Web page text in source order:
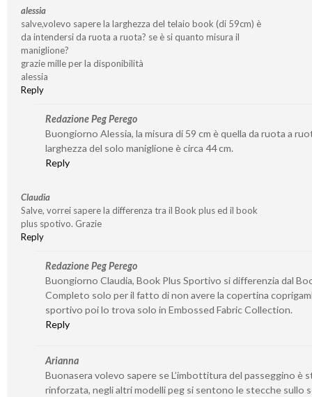
alessia
salve,volevo sapere la larghezza del telaio book (di 59cm) è
da intendersi da ruota a ruota? se è si quanto misura il
maniglione?
grazie mille per la disponibilità
alessia
Reply
Redazione Peg Perego
Buongiorno Alessia, la misura di 59 cm è quella da ruota a
larghezza del solo maniglione è circa 44 cm.
Reply
Claudia
Salve, vorrei sapere la differenza tra il Book plus ed il book
plus spotivo. Grazie
Reply
Redazione Peg Perego
Buongiorno Claudia, Book Plus Sportivo si differenzia dal
Completo solo per il fatto di non avere la copertina
sportivo poi lo trova solo in Embossed Fabric Collection.
Reply
Arianna
Buonasera volevo sapere se L’imbottitura del passeggino è
rinforzata, negli altri modelli peg si sentono le stecche sullo